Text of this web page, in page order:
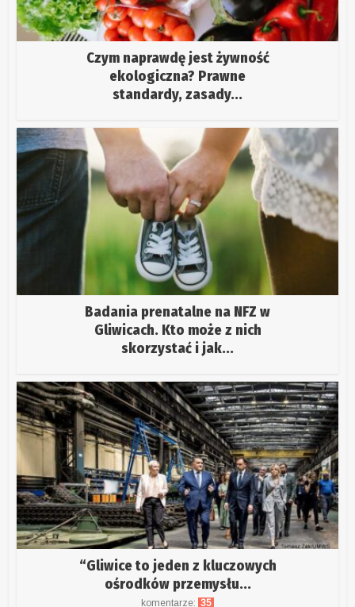
Czym naprawdę jest żywność
ekologiczna? Prawne
standardy, zasady...
Badania prenatalne na NFZ w
Gliwicach. Kto może z nich
skorzystać i jak...
“Gliwice to jeden z kluczowych
ośrodków przemysłu...
komentarze: 35